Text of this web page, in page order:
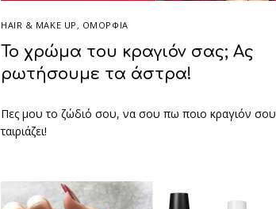
HAIR & MAKE UP , ΟΜΟΡΦΙΑ
Το χρώμα του κραγιόν σας; Ας
ρωτήσουμε τα άστρα!
Πες μου το ζώδιό σου, να σου πω ποιο κραγιόν σου
ταιριάζει!